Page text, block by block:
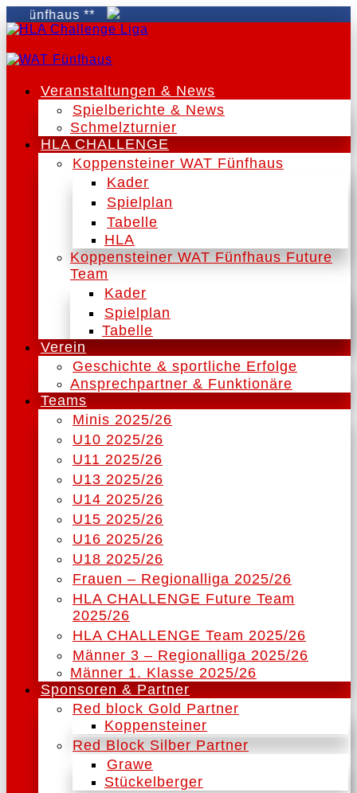
**
Veranstaltungen & News
Spielberichte & News
Schmelzturnier
HLA CHALLENGE
Koppensteiner WAT Fünfhaus
Kader
Spielplan
Tabelle
HLA
Koppensteiner WAT Fünfhaus Future
Team
Kader
Spielplan
Tabelle
Verein
Geschichte & sportliche Erfolge
Ansprechpartner & Funktionäre
Teams
Minis 2025/26
U10 2025/26
U11 2025/26
U13 2025/26
U14 2025/26
U15 2025/26
U16 2025/26
U18 2025/26
Frauen – Regionalliga 2025/26
HLA CHALLENGE Future Team
2025/26
HLA CHALLENGE Team 2025/26
Männer 3 – Regionalliga 2025/26
Männer 1. Klasse 2025/26
Sponsoren & Partner
Red block Gold Partner
Koppensteiner
Red Block Silber Partner
Grawe
Stückelberger